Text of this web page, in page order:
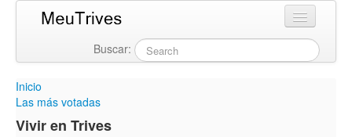
Buscar:
Inicio
Las más votadas
Vivir en Trives